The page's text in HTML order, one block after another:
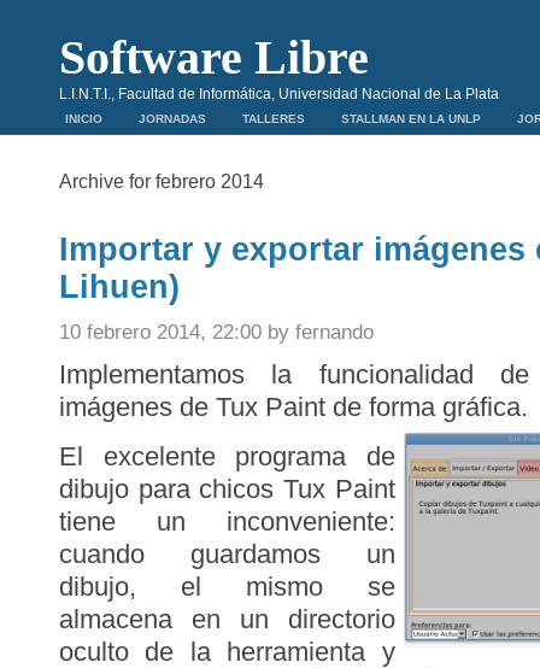
Software Libre
L.I.N.T.I., Facultad de Informática, Universidad Nacional de La Plata
INICIO JORNADAS TALLERES STALLMAN EN LA UNLP
Archive for febrero 2014
Importar y exportar imágenes
Lihuen)
10 febrero 2014, 22:00 by fernando
Implementamos la funcionalidad
imágenes de Tux Paint de forma gráfica.
El excelente programa de
dibujo para chicos Tux Paint
tiene un inconveniente:
cuando guardamos un
dibujo, el mismo se
almacena en un directorio
oculto de la herramienta y